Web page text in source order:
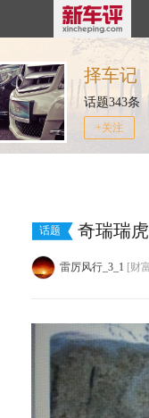
择车记
话题343条
+关注
话题 奇瑞瑞
雷厉风行_3_1 [财